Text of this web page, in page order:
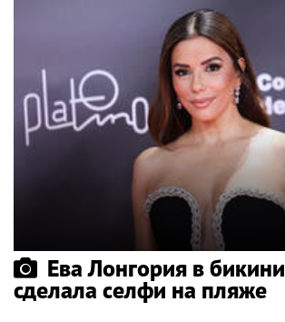
Ева Лонгория в бикини
сделала селфи на пляже